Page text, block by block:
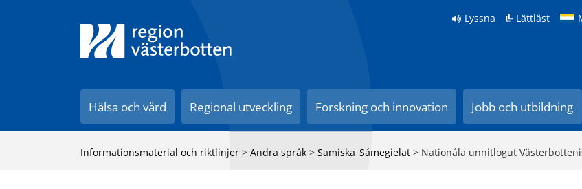
Lyssna Lättläst
Hälsa och vård Regional utveckling Forskning och innovation Jobb och utbildning
Informationsmaterial och riktlinjer > Andra språk > Samiska_Sámegielat > Nationála unnitlogut